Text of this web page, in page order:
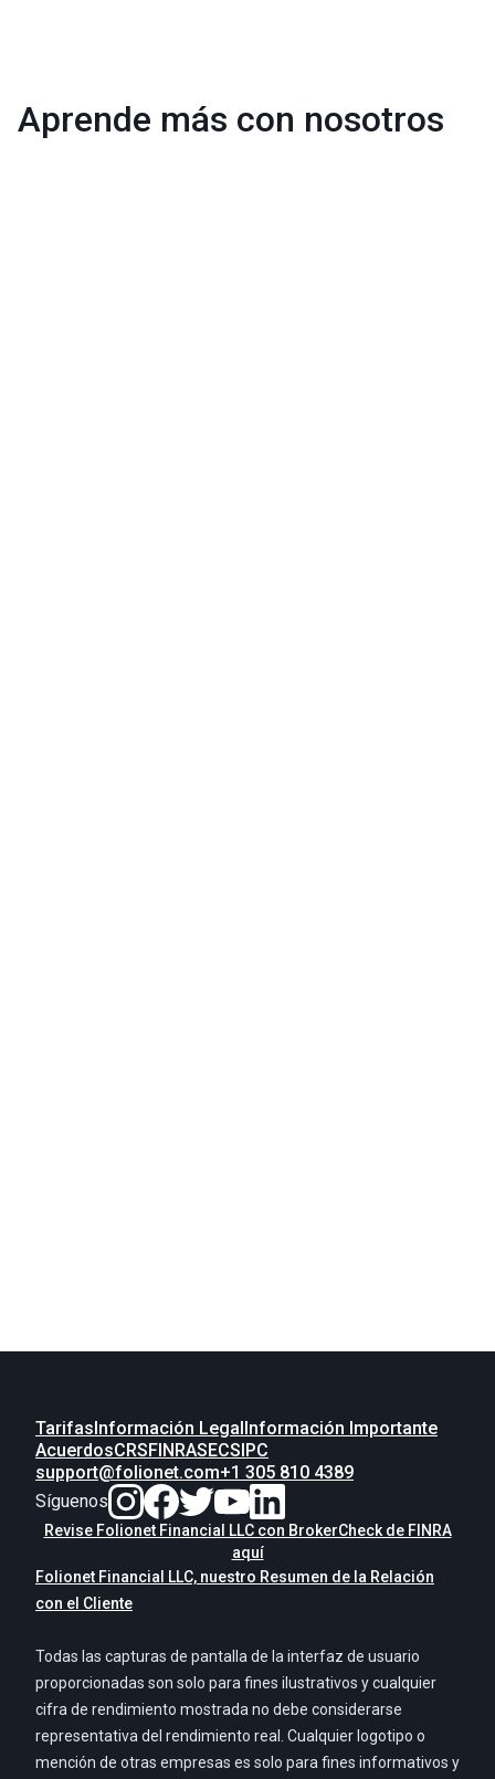
Aprende más con nosotros
TarifasInformación LegalInformación Importante
AcuerdosCRSFINRASECSIPC
support@folionet.com+1 305 810 4389
Síguenos
Revise Folionet Financial LLC con BrokerCheck de FINRA
aquí
Folionet Financial LLC, nuestro Resumen de la Relación
con el Cliente
Todas las capturas de pantalla de la interfaz de usuario
proporcionadas son solo para fines ilustrativos y cualquier
cifra de rendimiento mostrada no debe considerarse
representativa del rendimiento real. Cualquier logotipo o
mención de otras empresas es solo para fines informativos y